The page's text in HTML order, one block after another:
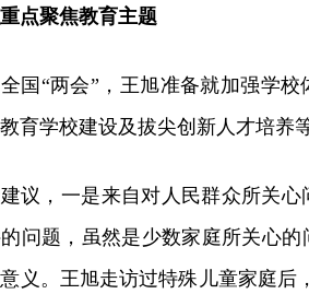
点聚焦教育主题
国“两会”，王旭准备就加强学
育学校建设及拔尖创新人才培养
议，一是来自对人民群众所关
问题，虽然是少数家庭所关心
义。王旭走访过特殊儿童家庭后